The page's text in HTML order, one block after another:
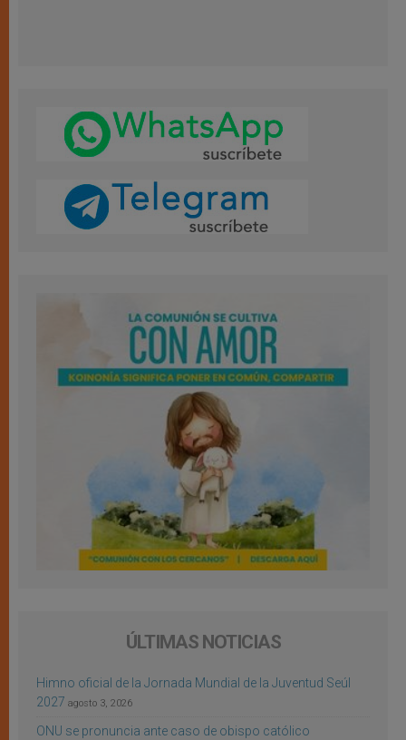
ÚLTIMAS NOTICIAS
Himno oficial de la Jornada Mundial de la Juventud Seúl
2027 agosto 3, 2026
ONU se pronuncia ante caso de obispo católico